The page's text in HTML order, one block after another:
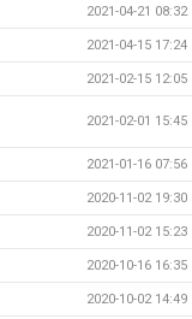
2021-04-21 08:32
2021-04-15 17:24
2021-02-15 12:05
2021-02-01 15:45
2021-01-16 07:56
2020-11-02 19:30
2020-11-02 15:23
2020-10-16 16:35
2020-10-02 14:49